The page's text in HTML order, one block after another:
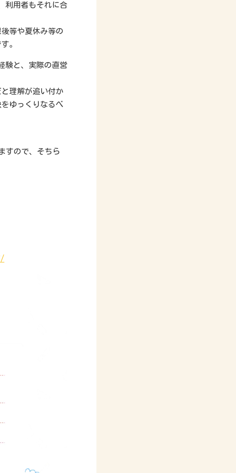
利用者もそれに合
等や夏休み等の
。
験と、実際の直営
理解が追い付か
ゆっくりなるべ
すので、そちら